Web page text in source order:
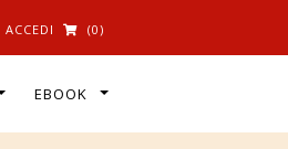
ACCEDI (0)
EBOOK